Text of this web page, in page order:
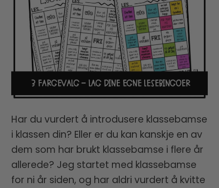
Har du vurdert å introdusere klassebamse
i klassen din? Eller er du kan kanskje en av
dem som har brukt klassebamse i flere år
allerede? Jeg startet med klassebamse
for ni år siden, og har aldri vurdert å kvitte